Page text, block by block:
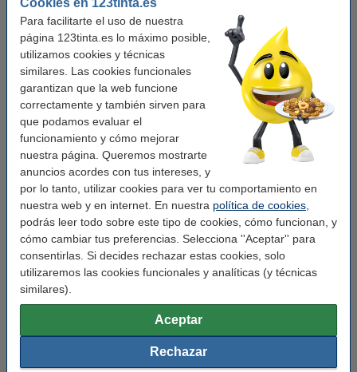
Cookies en 123tinta.es
Para facilitarte el uso de nuestra
página 123tinta.es lo máximo posible,
utilizamos cookies y técnicas
similares. Las cookies funcionales
garantizan que la web funcione
correctamente y también sirven para
que podamos evaluar el
funcionamiento y cómo mejorar
nuestra página. Queremos mostrarte
anuncios acordes con tus intereses, y
por lo tanto, utilizar cookies para ver tu comportamiento en
nuestra web y en internet. En nuestra política de cookies
podrás leer todo sobre este tipo de cookies, cómo funcionan, y
cómo cambiar tus preferencias. Selecciona ''Aceptar'' para
consentirlas. Si decides rechazar estas cookies, solo
utilizaremos las cookies funcionales y analíticas (y técnicas
similares).
Aceptar
Rechazar
Este producto marca 123tinta incluye garantía del 100%. 1-2-3 ¡sin preocupaciones!
Características
Marca: 123tinta
Uso: etiquetas de dirección
Adherencia: Adhesivo
Medidas: 36 x 89 mm (AnxL)
Acabado:
Material: polipropileno
transparente
Núm fábrica: S0722410
Núm. de item: 650892
10 x 260 etiquetas
Consejo